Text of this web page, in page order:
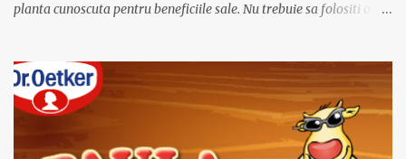
planta cunoscuta pentru beneficiile sale. Nu trebuie sa folositi o